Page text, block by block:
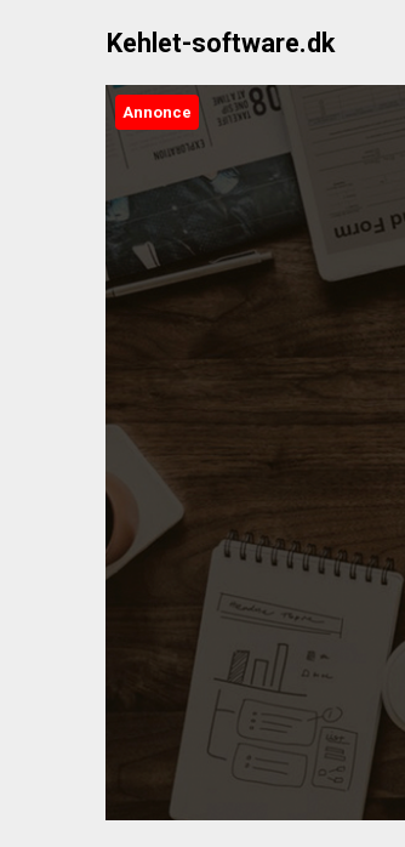
Kehlet-software.dk
Annonce